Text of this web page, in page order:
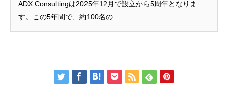
ADX Consultingは2025年12月で設立から5周年となりま
す。この5年間で、約100名の...